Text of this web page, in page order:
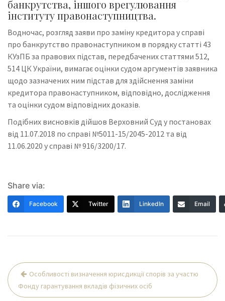
банкрутства, іншого врегулювання
інституту правонаступництва.
Водночас, розгляд заяви про заміну кредитора у справі
про банкрутство правонаступником в порядку статті 43
КУзПБ за правових підстав, передбачених статтями 512,
514 ЦК України, вимагає оцінки судом аргументів заявника
щодо зазначених ним підстав для здійснення заміни
кредитора правонаступником, відповідно, дослідження
та оцінки судом відповідних доказів.
Подібних висновків дійшов Верховний Суд у постановах
від 11.07.2018 по справі №5011-15/2045-2012 та від
11.06.2020 у справі № 916/3200/17.
Share via:
Facebook Twitter LinkedIn Email
Навігація
записів
Особливості визначення юрисдикції спорів за участю
Фонду гарантування вкладів фізичних осіб